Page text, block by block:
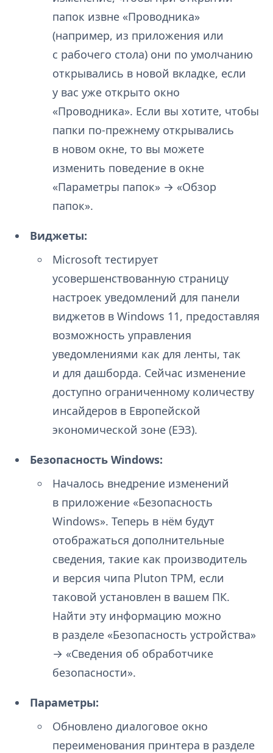
папок извне «Проводника»
(например, из приложения или
с рабочего стола) они по умолчанию
открывались в новой вкладке, если
у вас уже открыто окно
«Проводника». Если вы хотите, чтобы
папки по-прежнему открывались
в новом окне, то вы можете
изменить поведение в окне
«Параметры папок» → «Обзор
папок».
Виджеты:
Microsoft тестирует
усовершенствованную страницу
настроек уведомлений для панели
виджетов в Windows 11, предоставляя
возможность управления
уведомлениями как для ленты, так
и для дашборда. Сейчас изменение
доступно ограниченному количеству
инсайдеров в Европейской
экономической зоне (ЕЭЗ).
Безопасность Windows:
Началось внедрение изменений
в приложение «Безопасность
Windows». Теперь в нём будут
отображаться дополнительные
сведения, такие как производитель
и версия чипа Pluton TPM, если
таковой установлен в вашем ПК.
Найти эту информацию можно
в разделе «Безопасность устройства»
→ «Сведения об обработчике
безопасности».
Параметры:
Обновлено диалоговое окно
переименования принтера в разделе